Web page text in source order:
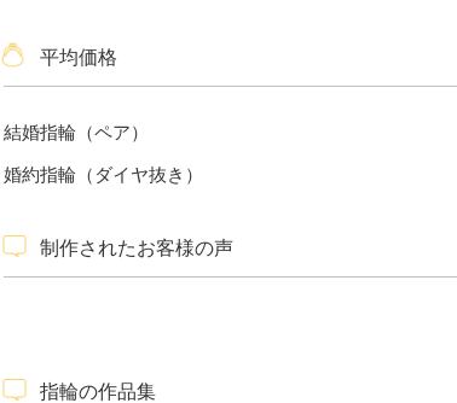
平均価格
結婚指輪（ペア）
婚約指輪（ダイヤ抜き）
制作されたお客様の声
指輪の作品集